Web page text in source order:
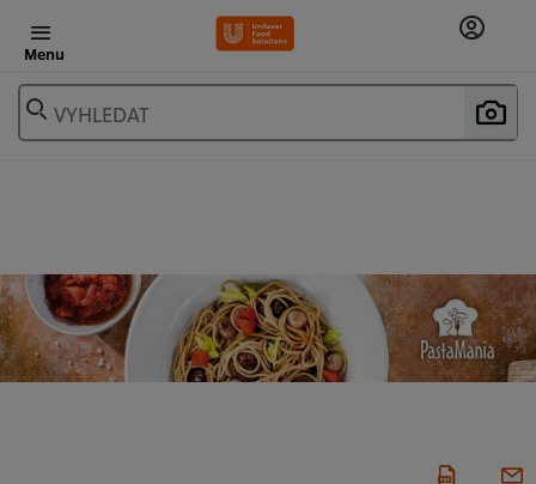
Menu
VYHLEDAT